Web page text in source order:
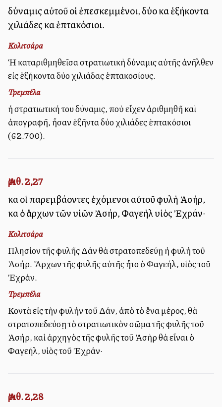
δύναμις αὐτοῦ οἱ ἐπεσκεμμένοι, δύο καὶ ἑξήκοντα
χιλιάδες καὶ ἑπτακόσιοι.
Κολιτσάρα
Ἡ καταριθμηθεῖσα στρατιωτικὴ δύναμις αὐτῆς ἀνῆλθεν
εἰς ἑξήκοντα δύο χιλιάδας ἑπτακοσίους.
Τρεμπέλα
ἡ στρατιωτική του δύναμις, ποὺ εἶχεν ἀριθμηθῆ καὶ
ἀπογραφῆ, ἦσαν ἑξῆντα δύο χιλιάδες ἑπτακόσιοι
(62.700).
Ἀριθ. 2,27
καὶ οἱ παρεμβάλλοντες ἐχόμενοι αὐτοῦ φυλὴ Ἀσήρ,
καὶ ὁ ἄρχων τῶν υἱῶν Ἀσήρ, Φαγεὴλ υἱὸς Ἐχράν·
Κολιτσάρα
Πλησίον τῆς φυλῆς Δάν θὰ στρατοπεδεύῃ ἡ φυλὴ τοῦ
Ἀσήρ. Ἄρχων τῆς φυλῆς αὐτῆς ἦτο ὁ Φαγεήλ, υἱὸς τοῦ
Ἐχράν.
Τρεμπέλα
Κοντὰ εἰς τὴν φυλὴν τοῦ Δάν, ἀπὸ τὸ ἕνα μέρος, θὰ
στρατοπεδεύσῃ τὸ στρατιωτικὸν σῶμα τῆς φυλῆς τοῦ
Ἀσήρ, καὶ ἀρχηγὸς τῆς φυλῆς τοῦ Ἀσὴρ θὰ εἶναι ὁ
Φαγεήλ, υἱὸς τοῦ Ἐχράν·
Ἀριθ. 2,28